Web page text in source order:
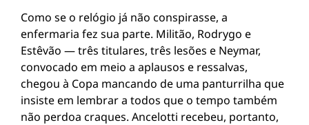
Como se o relógio já não conspirasse, a
enfermaria fez sua parte. Militão, Rodrygo e
Estêvão — três titulares, três lesões e Neymar,
convocado em meio a aplausos e ressalvas,
chegou à Copa mancando de uma panturrilha que
insiste em lembrar a todos que o tempo também
não perdoa craques. Ancelotti recebeu, portanto,